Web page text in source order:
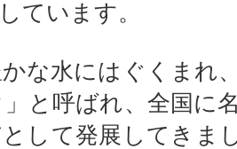
ています。
な水にはぐくまれ
と呼ばれ、全国に
して発展してきま